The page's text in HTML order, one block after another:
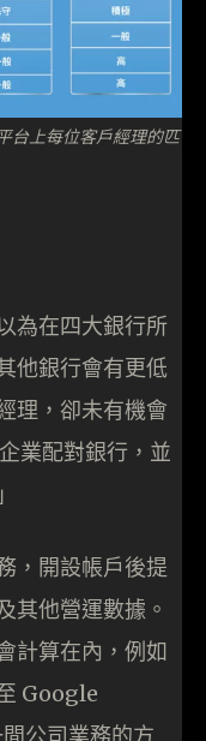
台上每位客戶經理的匹
為在四大銀行所
他銀行會有更低
理，卻未有機會
業配對銀行，並
，開設帳戶後提
其他營運數據。
計算在內，例如
Google